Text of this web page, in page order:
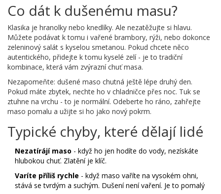
Co dát k dušenému masu?
Klasika je hranolky nebo knedlíky. Ale nezatěžujte si hlavu.
Můžete podávat k tomu i vařené brambory, rýži, nebo dokonce
zeleninový salát s kyselou smetanou. Pokud chcete něco
autentického, přidejte k tomu kyselé zelí - je to tradiční
kombinace, která vám zvýrazní chuť masa.
Nezapomeňte: dušené maso chutná ještě lépe druhý den.
Pokud máte zbytek, nechte ho v chladničce přes noc. Tuk se
ztuhne na vrchu - to je normální. Odeberte ho ráno, zahřejte
maso pomalu a užijte si ho jako nový pokrm.
Typické chyby, které dělají lidé
Nezatírájí maso - když ho jen hodíte do vody, nezískáte
hlubokou chuť. Zlatění je klíč.
Varíte příliš rychle - když maso vaříte na vysokém ohni,
stává se tvrdým a suchým. Dušení není vaření. Je to pomalý